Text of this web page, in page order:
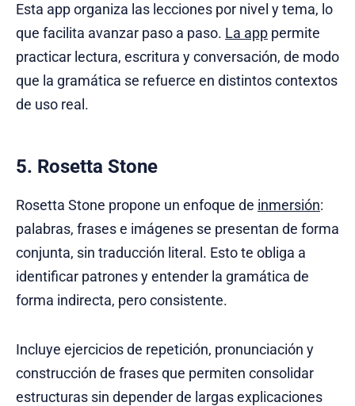
Esta app organiza las lecciones por nivel y tema, lo
que facilita avanzar paso a paso. La app permite
practicar lectura, escritura y conversación, de modo
que la gramática se refuerce en distintos contextos
de uso real.
5. Rosetta Stone
Rosetta Stone propone un enfoque de inmersión:
palabras, frases e imágenes se presentan de forma
conjunta, sin traducción literal. Esto te obliga a
identificar patrones y entender la gramática de
forma indirecta, pero consistente.
Incluye ejercicios de repetición, pronunciación y
construcción de frases que permiten consolidar
estructuras sin depender de largas explicaciones